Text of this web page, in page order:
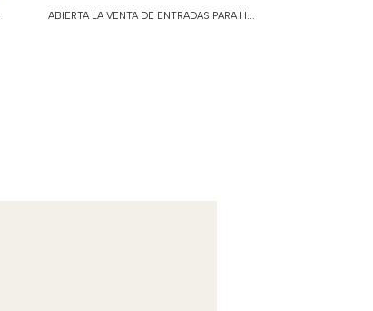
ABIERTA LA VENTA DE ENTRADAS PARA H...